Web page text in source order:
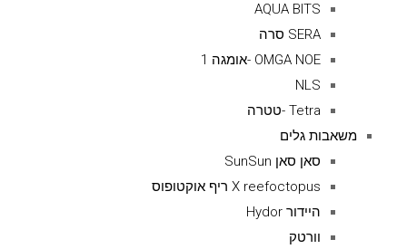
AQUA BITS
SERA סרה
OMGA NOE -אומגה 1
NLS
Tetra -טטרה
משאבות גלים
סאן סאן SunSun
X reefoctopus ריף אוקטופוס
היידור Hydor
וורטק